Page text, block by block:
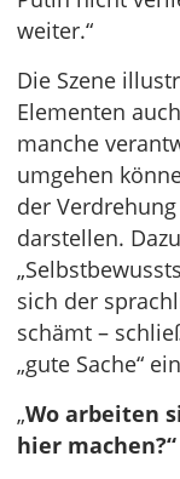
weiter.“
Die Szene
Elementen
manche
umgehen
der
darstellen.
sich der
schämt –
„gute Sache“
„Wo arbeiten
hier machen?“